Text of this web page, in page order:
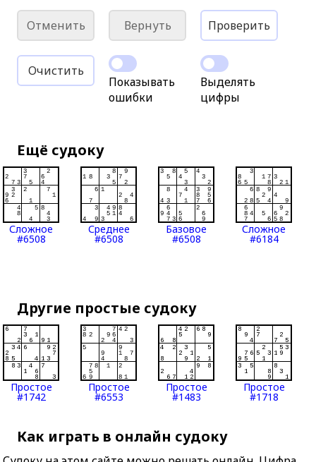
Отменить Вернуть Проверить
Очистить
Показывать
ошибки
Выделять
цифры
Ещё судоку
Сложное
#6508
Среднее
#6508
Базовое
#6508
Сложное
#6184
Другие простые судоку
Простое
#1742
Простое
#6553
Простое
#1483
Простое
#1718
Как играть в онлайн судоку